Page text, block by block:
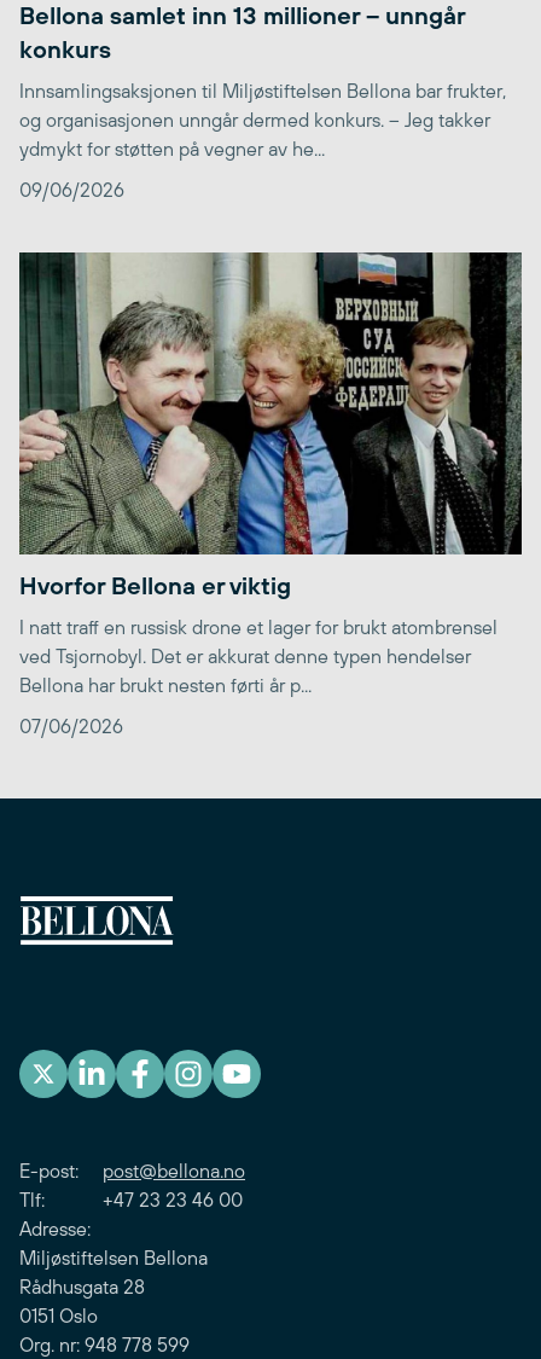
Bellona samlet inn 13 millioner – unngår
konkurs
Innsamlingsaksjonen til Miljøstiftelsen Bellona bar frukter,
og organisasjonen unngår dermed konkurs. – Jeg takker
ydmykt for støtten på vegner av he...
09/06/2026
Hvorfor Bellona er viktig
I natt traff en russisk drone et lager for brukt atombrensel
ved Tsjornobyl. Det er akkurat denne typen hendelser
Bellona har brukt nesten førti år p...
07/06/2026
E-post: post@bellona.no
Tlf: +47 23 23 46 00
Adresse:
Miljøstiftelsen Bellona
Rådhusgata 28
0151 Oslo
Org. nr: 948 778 599